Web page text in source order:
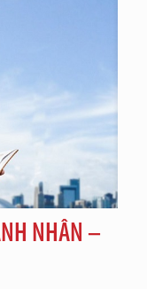
NHÂN –